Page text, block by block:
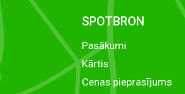
SPOTBRON
Pasākumi
Kārtis
Cenas pieprasījums